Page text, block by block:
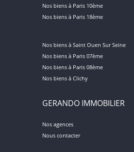
Nos biens à Paris 10ème
Nos biens à Paris 18ème
Nos biens à Saint Ouen Sur Seine
Nos biens à Paris 07ème
Nos biens à Paris 08ème
Nos biens à Clichy
GERANDO IMMOBILIER
Nos agences
Nous contacter